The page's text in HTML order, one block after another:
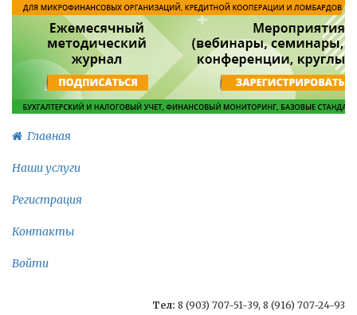
Главная
Наши услуги
Регистрация
Контакты
Войти
Тел: 8 (903) 707-51-39, 8 (916) 707-24-93